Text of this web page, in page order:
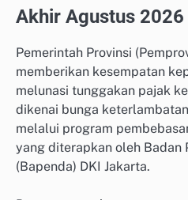
Akhir Agustus 2026
Pemerintah Provinsi
memberikan kesempatan
melunasi tunggakan pajak
dikenai bunga
melalui program
yang diterapkan oleh Badan
(Bapenda) DKI Jakarta.